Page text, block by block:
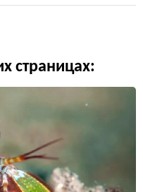
страницах: